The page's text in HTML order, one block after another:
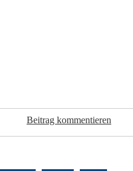
Beitrag kommentieren